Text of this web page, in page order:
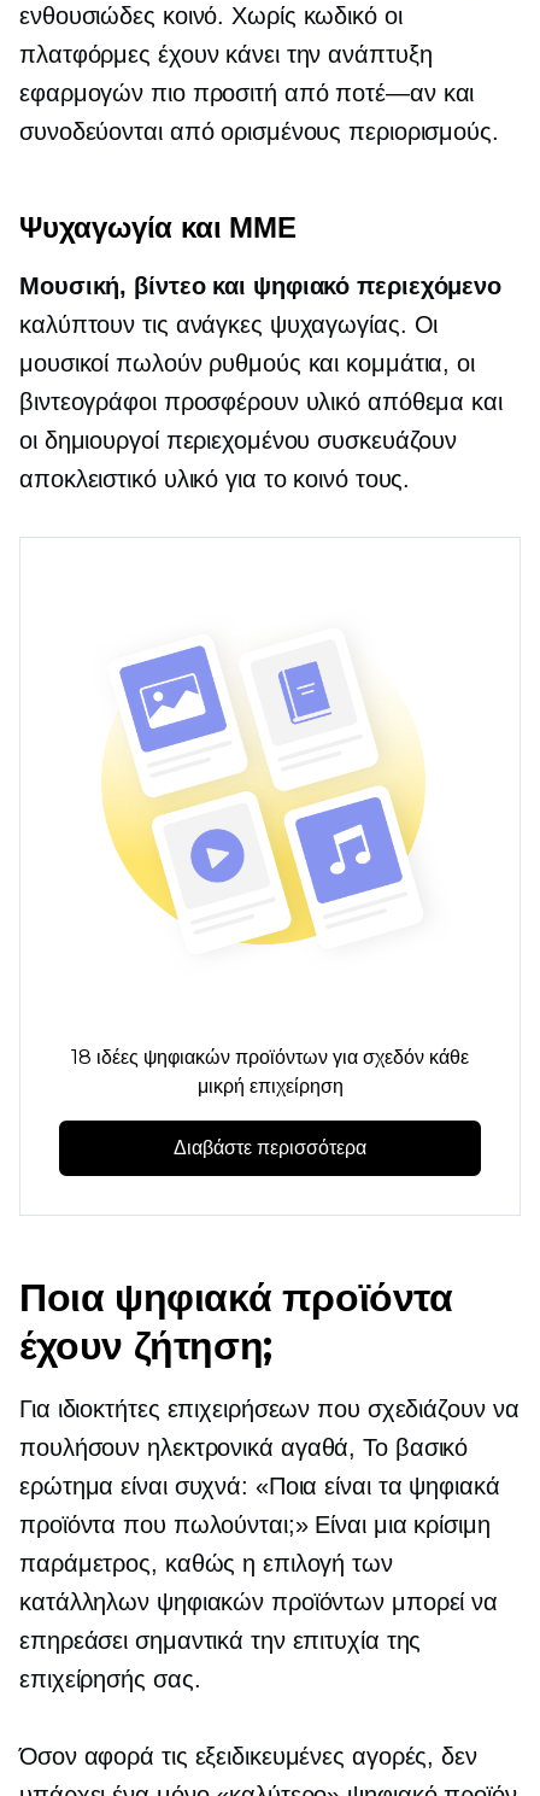
ενθουσιώδες κοινό. Χωρίς κωδικόοι
πλατφόρμες έχουν κάνει την ανάπτυξη
εφαρμογών πιο προσιτή απόποτέ—αν και
συνοδεύονται από ορισμένους περιορισμούς.
Ψυχαγωγία και ΜΜΕ
Μουσική, βίντεο και ψηφιακό περιεχόμενο
καλύπτουν τις ανάγκες ψυχαγωγίας. Οι
μουσικοί πωλούν ρυθμούς και κομμάτια, οι
βιντεογράφοι προσφέρουν υλικό απόθεμα και
οι δημιουργοί περιεχομένου συσκευάζουν
αποκλειστικό υλικό για το κοινό τους.
18 ιδέες ψηφιακών προϊόντων για σχεδόν κάθε
μικρή επιχείρηση
Διαβάστε περισσότερα
Ποια ψηφιακά προϊόντα
έχουν ζήτηση;
Για ιδιοκτήτες επιχειρήσεων που σχεδιάζουν να
πουλήσουν ηλεκτρονικά αγαθά, Το βασικό
ερώτημα είναι συχνά: «Ποια είναι τα ψηφιακά
προϊόντα που πωλούνται;» Είναι μια κρίσιμη
παράμετρος, καθώς η επιλογή των
κατάλληλων ψηφιακών προϊόντων μπορεί να
επηρεάσει σημαντικά την επιτυχία της
επιχείρησής σας.
Όσον αφορά τις εξειδικευμένες αγορές, δεν